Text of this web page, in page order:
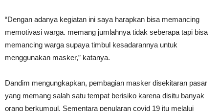
“Dengan adanya kegiatan ini saya harapkan bisa memancing
memotivasi warga. memang jumlahnya tidak seberapa tapi bisa
memancing warga supaya timbul kesadarannya untuk
menggunakan masker,” katanya.
Dandim mengungkapkan, pembagian masker disekitaran pasar
yang memang salah satu tempat berisiko karena disitu banyak
orang berkumpul. Sementara penularan covid 19 itu melalui